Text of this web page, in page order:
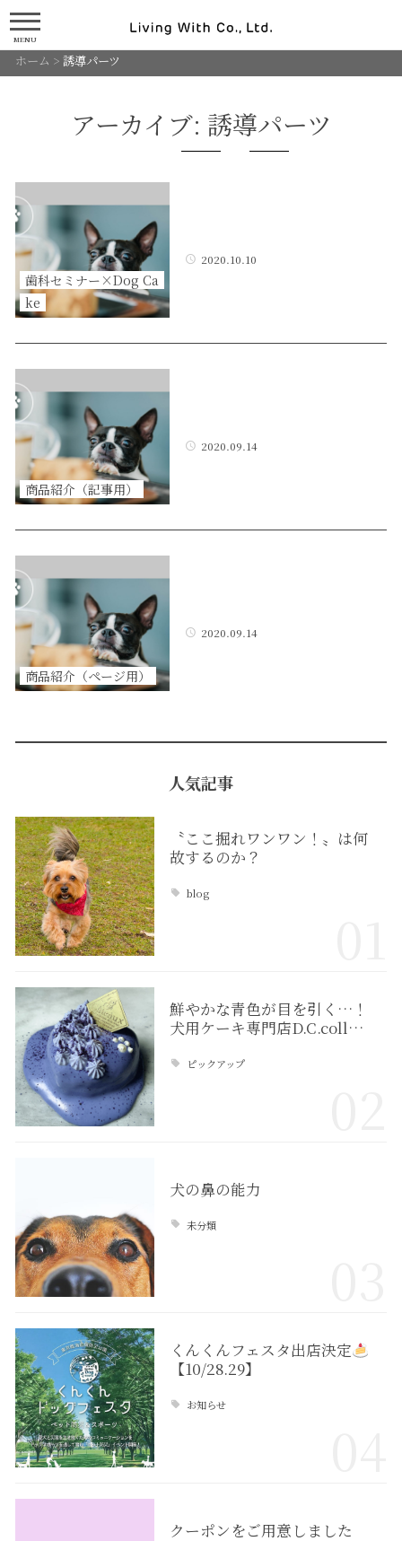
MENU
ホーム > 誘導パーツ
アーカイブ: 誘導パーツ
歯科セミナー×Dog Ca
ke
2020.10.10
商品紹介（記事用）
2020.09.14
商品紹介（ページ用）
2020.09.14
人気記事
〝ここ掘れワンワン！〟は何
故するのか？
blog
鮮やかな青色が目を引く…！
犬用ケーキ専門店D.C.coll…
ピックアップ
犬の鼻の能力
未分類
くんくんフェスタ出店決定
【10/28.29】
お知らせ
クーポンをご用意しました